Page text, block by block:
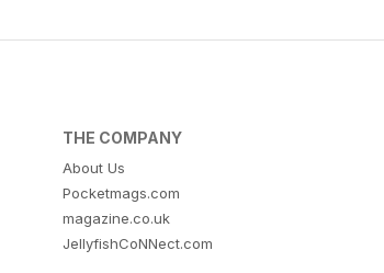
THE COMPANY
About Us
Pocketmags.com
magazine.co.uk
JellyfishCoNNect.com